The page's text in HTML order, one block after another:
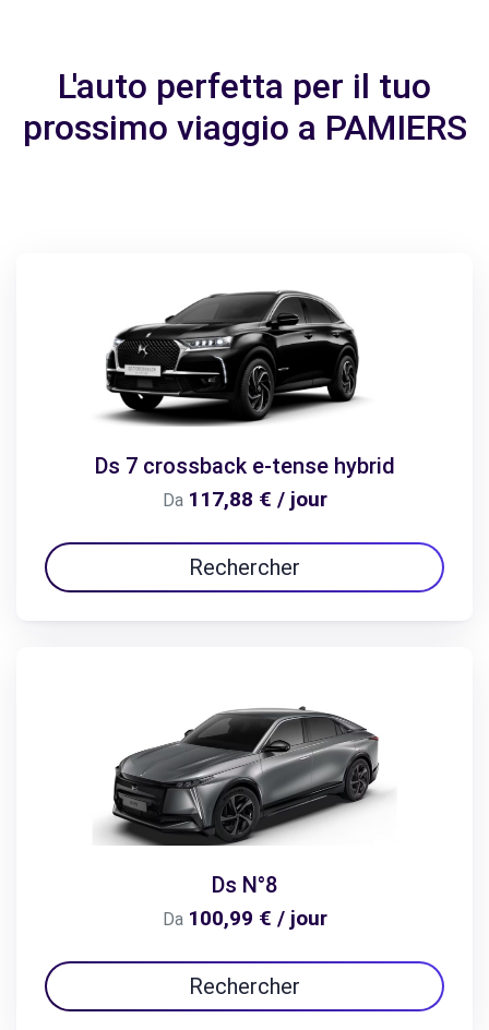
L'auto perfetta per il tuo
prossimo viaggio a PAMIERS
Ds 7 crossback e-tense hybrid
Da 117,88 € / jour
Rechercher
Ds N°8
Da 100,99 € / jour
Rechercher